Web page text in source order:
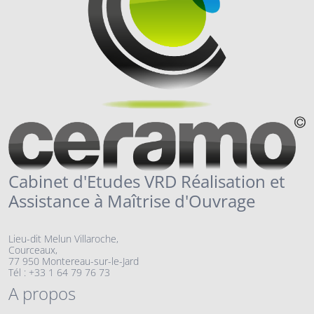
Cabinet d'Etudes VRD Réalisation et
Assistance à Maîtrise d'Ouvrage
Lieu-dit Melun Villaroche,
Courceaux,
77 950 Montereau-sur-le-Jard
Tél : +33 1 64 79 76 73
A propos